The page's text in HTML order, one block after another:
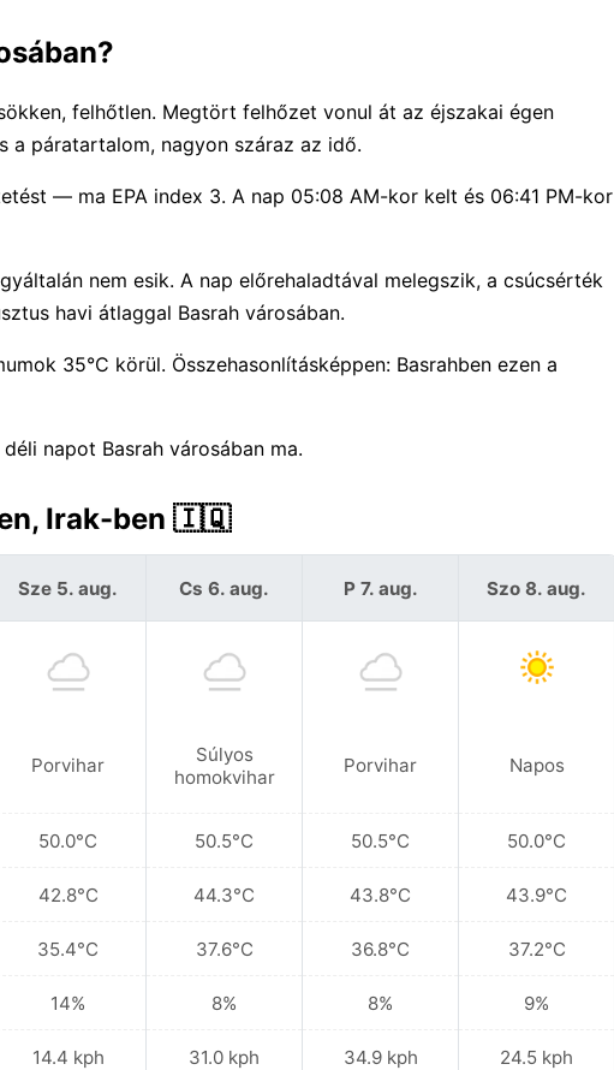
felhőtlen. Megtört felhőzet vonul át az éjszakai égen
a páratartalom, nagyon száraz az idő.
— ma EPA index 3. A nap 05:08 AM-kor kelt és 06:41 PM-kor
nem esik. A nap előrehaladtával melegszik, a csúcsérték
havi átlaggal Basrah városában.
35°C körül. Összehasonlításképpen: Basrahben ezen a
napot Basrah városában ma.
Irak-ben 🇮🇶
Sze 5. aug.
Porvihar
50.0°C
42.8°C
35.4°C
14%
14.4 kph
Cs 6. aug.
Súlyos
homokvihar
50.5°C
44.3°C
37.6°C
8%
31.0 kph
P 7. aug.
Porvihar
50.5°C
43.8°C
36.8°C
8%
34.9 kph
Szo 8. aug.
Napos
50.0°C
43.9°C
37.2°C
9%
24.5 kph